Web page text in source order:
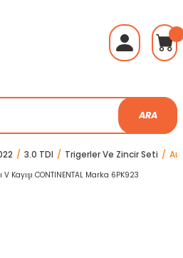
ARA
3.0 TDI Trigerler Ve Zincir Seti